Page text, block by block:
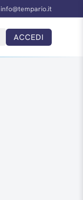
info@tempario.it
ACCEDI